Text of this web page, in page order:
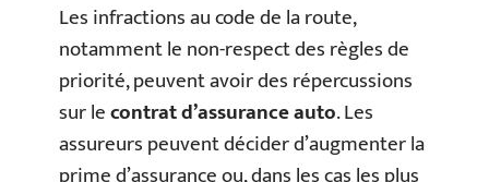
Les infractions au code de la route,
notamment le non-respect des règles de
priorité, peuvent avoir des répercussions
sur lecontrat d’assurance auto. Les
assureurs peuvent décider d’augmenter la